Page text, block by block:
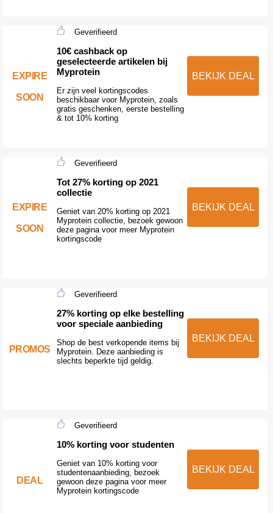
EXPIRE
SOON
Geverifieerd
10€ cashback op
geselecteerde artikelen bij
Myprotein
Er zijn veel kortingscodes
beschikbaar voor Myprotein, zoals
gratis geschenken, eerste bestelling
& tot 10% korting
BEKIJK DEAL
EXPIRE
SOON
Geverifieerd
Tot 27% korting op 2021
collectie
Geniet van 20% korting op 2021
Myprotein collectie, bezoek gewoon
deze pagina voor meer Myprotein
kortingscode
BEKIJK DEAL
PROMOS
Geverifieerd
27% korting op elke bestelling
voor speciale aanbieding
Shop de best verkopende items bij
Myprotein. Deze aanbieding is
slechts beperkte tijd geldig.
BEKIJK DEAL
DEAL
Geverifieerd
10% korting voor studenten
Geniet van 10% korting voor
studentenaanbieding, bezoek
gewoon deze pagina voor meer
Myprotein kortingscode
BEKIJK DEAL